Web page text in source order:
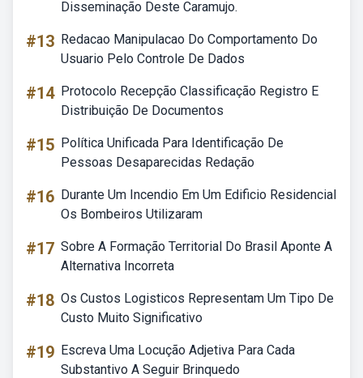
Disseminação Deste Caramujo.
#13 Redacao Manipulacao Do Comportamento Do
Usuario Pelo Controle De Dados
#14 Protocolo Recepção Classificação Registro E
Distribuição De Documentos
#15 Política Unificada Para Identificação De
Pessoas Desaparecidas Redação
#16 Durante Um Incendio Em Um Edificio Residencial
Os Bombeiros Utilizaram
#17 Sobre A Formação Territorial Do Brasil Aponte A
Alternativa Incorreta
#18 Os Custos Logisticos Representam Um Tipo De
Custo Muito Significativo
#19 Escreva Uma Locução Adjetiva Para Cada
Substantivo A Seguir Brinquedo